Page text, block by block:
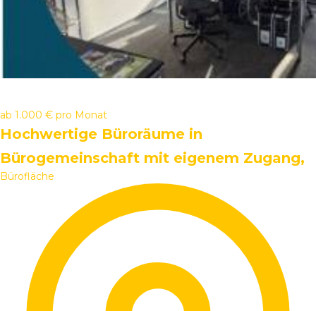
ab 1.000 € pro Monat
Hochwertige Büroräume in
Bürogemeinschaft mit eigenem Zugang,
Bürofläche